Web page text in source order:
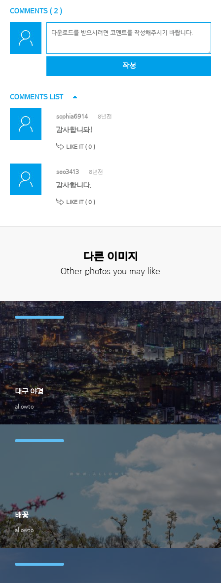
COMMENTS ( 2 )
작성
COMMENTS LIST
sophia6914 8년전
감사합니돠!
LIKE IT ( 0 )
seo3413 8년전
감사합니다.
LIKE IT ( 0 )
다른 이미지
Other photos you may like
allowto
대구 야경
allowto
배꽃